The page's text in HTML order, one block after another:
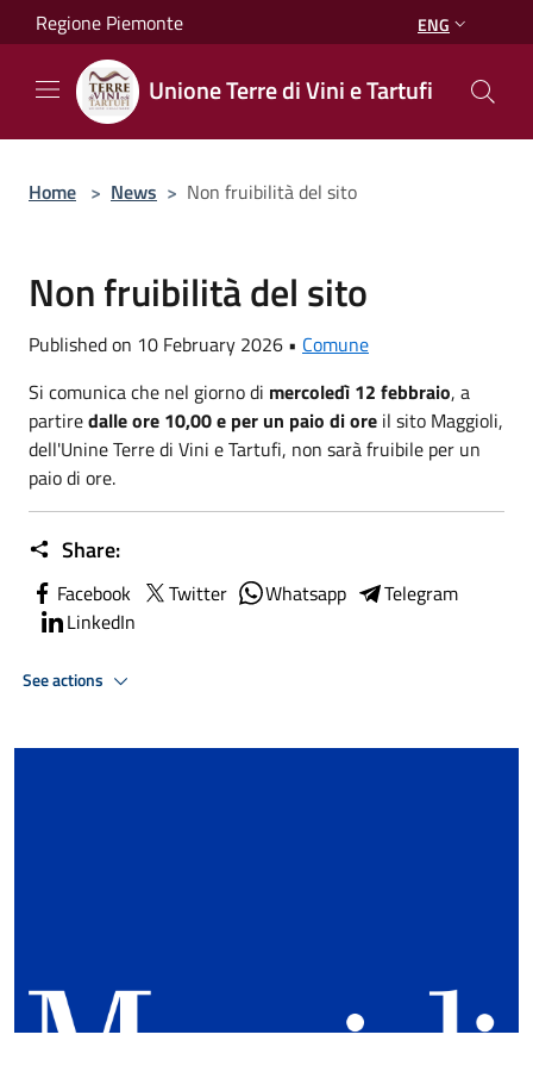
Salta al contenuto principale
Regione Piemonte ENG
Unione Terre di Vini e Tartufi
Home > News > Non fruibilità del sito
Non fruibilità del sito
Published on 10 February 2026 • Comune
Si comunica che nel giorno di mercoledì 12 febbraio, a
partiredalle ore 10,00 e per un paio di ore il sito Maggioli,
dell'Unine Terre di Vini e Tartufi, non sarà fruibile per un
paio di ore.
Share:
Facebook Twitter Whatsapp
Telegram
LinkedIn
See actions